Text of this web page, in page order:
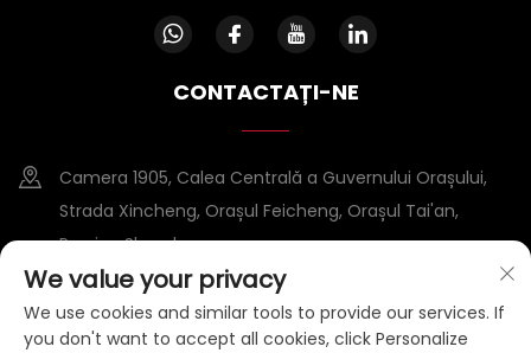
CONTACTAȚI-NE
Camera 1905, Calea Centrală a Guvernului Orașului,
Strada Xincheng, Orașul Feicheng, Orașul Tai'an,
Provina Shandong
+86-15953807388
[email protected]
We value your privacy
We use cookies and similar tools to provide our services. If
you don't want to accept all cookies, click Personalize